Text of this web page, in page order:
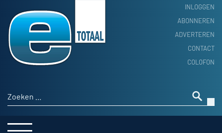
INLOGGEN
ABONNEREN
ADVERTEREN
CONTACT
COLOFON
Zoeken naar:
HOME
PRODUCTNIEUWS
ACHTERGROND
THEMA’S
SERVICE